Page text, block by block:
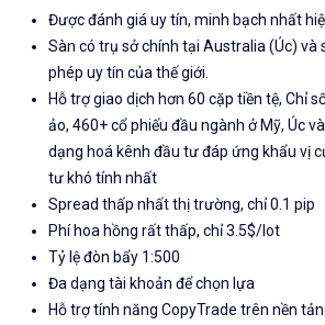
Được đánh giá uy tín, minh bạch nhất
Sàn có trụ sở chính tại Australia (Úc) và
phép uy tín của thế giới.
Hỗ trợ giao dịch hơn 60 cặp tiền tệ, Chỉ
ảo, 460+ cổ phiếu đầu ngành ở Mỹ, Úc
dạng hoá kênh đầu tư đáp ứng khẩu vị
tư khó tính nhất
Spread thấp nhất thị trường, chỉ 0.1 pip
Phí hoa hồng rất thấp, chỉ 3.5$/lot
Tỷ lệ đòn bẩy 1:500
Đa dạng tài khoản để chọn lựa
Hỗ trợ tính năng CopyTrade trên nền